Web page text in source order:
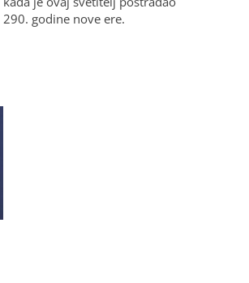
290. godine nove ere.